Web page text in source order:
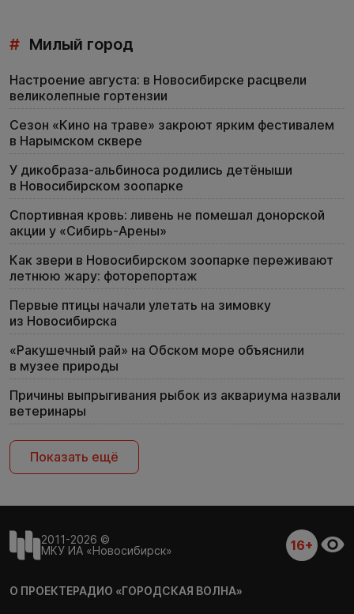
# Милый город
Настроение августа: в Новосибирске расцвели
великолепные гортензии
Сезон «Кино на траве» закроют ярким фестивалем
в Нарымском сквере
У дикобраза-альбиноса родились детёныши
в Новосибирском зоопарке
Спортивная кровь: ливень не помешал донорской
акции у «Сибирь-Арены»
Как звери в Новосибирском зоопарке переживают
летнюю жару: фоторепортаж
Первые птицы начали улетать на зимовку
из Новосибирска
«Ракушечный рай» на Обском море объяснили
в музее природы
Причины выпрыгивания рыбок из аквариума назвали
ветеринары
Показать ещё
2011-2026 ©
МКУ ИА «Новосибирск»
16+
О ПРОЕКТЕРАДИО «ГОРОДСКАЯ ВОЛНА»